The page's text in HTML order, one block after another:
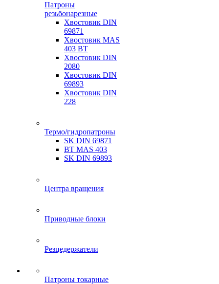
Патроны
резьбонарезные
Хвостовик DIN
69871
Хвостовик MAS
403 BT
Хвостовик DIN
2080
Хвостовик DIN
69893
Хвостовик DIN
228
Термо/гидропатроны
SK DIN 69871
BT MAS 403
SK DIN 69893
Центра вращения
Приводные блоки
Резцедержатели
Патроны токарные